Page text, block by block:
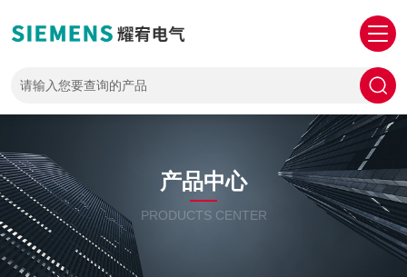
产品中心
PRODUCTS CENTER